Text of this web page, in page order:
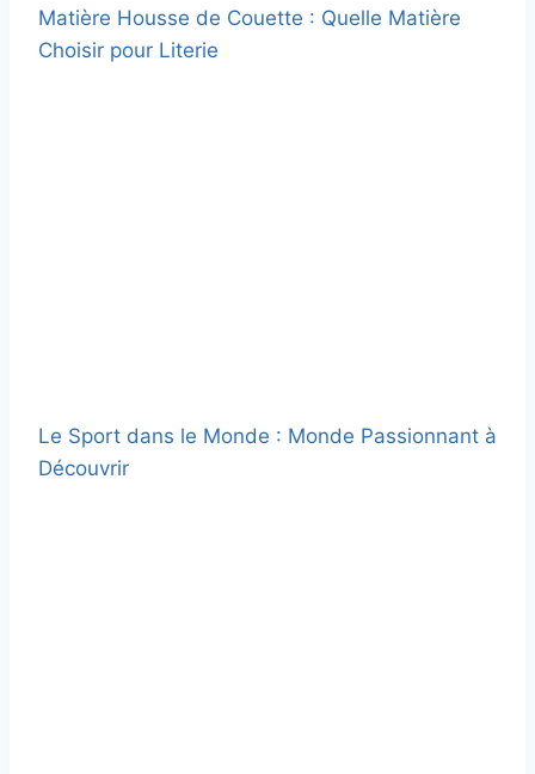
Matière Housse de Couette : Quelle Matière
Choisir pour Literie
Le Sport dans le Monde : Monde Passionnant à
Découvrir